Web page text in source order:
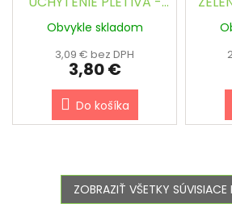
ZELENÉ (200 ks / bal.)
Obvykle skladom
3,09 € bez DPH
3,80 €
Do košíka
ZOBRAZIŤ VŠETKY SÚVISIACE